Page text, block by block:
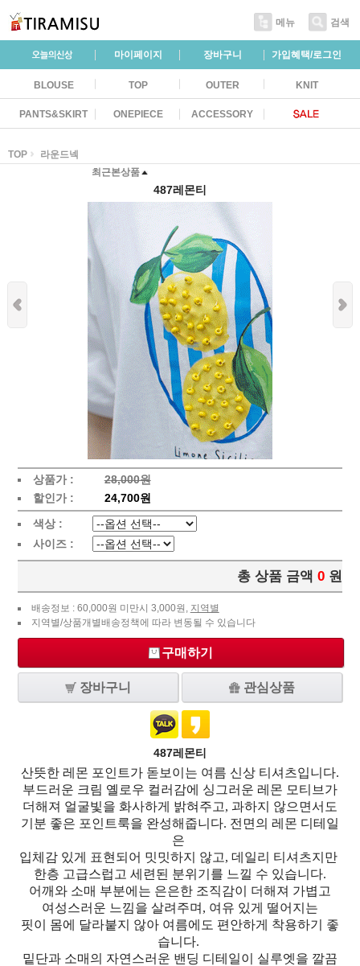
메뉴 검색
마이페이지 장바구니 가입혜택/로그인
BLOUSE TOP OUTER KNIT
PANTS&SKIRT ONEPIECE ACCESSORY
TOP
라운드넥
최근본상품
487레몬티
상품가 :
28,000원
할인가 :
24,700원
색상 :
사이즈 :
총 상품 금액 0 원
배송정보 : 60,000원 미만시 3,000원, 지역별
지역별/상품개별배송정책에 따라 변동될 수 있습니다
구매하기
장바구니 관심상품
487레몬티
산뜻한 레몬 포인트가 돋보이는 여름 신상 티셔츠입니다.
부드러운 크림 옐로우 컬러감에 싱그러운 레몬 모티브가
더해져 얼굴빛을 화사하게 밝혀주고, 과하지 않으면서도
기분 좋은 포인트룩을 완성해줍니다. 전면의 레몬 디테일
은
입체감 있게 표현되어 밋밋하지 않고, 데일리 티셔츠지만
한층 고급스럽고 세련된 분위기를 느낄 수 있습니다.
어깨와 소매 부분에는 은은한 조직감이 더해져 가볍고
여성스러운 느낌을 살려주며, 여유 있게 떨어지는
핏이 몸에 달라붙지 않아 여름에도 편안하게 착용하기 좋
습니다.
밑단과 소매의 자연스러운 밴딩 디테일이 실루엣을 깔끔